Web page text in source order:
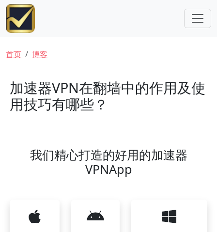
跳转到主要内容
面包屑
首页 博客
加速器VPN在翻墙中的作用及使
用技巧有哪些？
我们精心打造的好用的加速器
VPNApp